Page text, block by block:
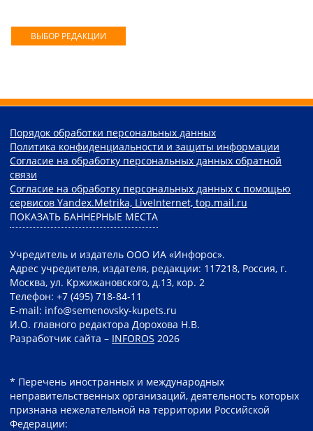
ВЫБОР РЕДАКЦИИ
Порядок обработки персональных данных
Политика конфиденциальности и защиты информации
Согласие на обработку персональных данных обратной
связи
Согласие на обработку персональных данных с помощью
сервисов Yandex.Metrika, LiveInternet, top.mail.ru
ПОКАЗАТЬ БАННЕРНЫЕ МЕСТА
Учредитель и издатель ООО ИА «Инфорос».
Адрес учредителя, издателя, редакции: 117218, Россия, г.
Москва, ул. Кржижановского, д.13, кор. 2
Телефон: +7 (495) 718-84-11
E-mail: info@semenovsky-kupets.ru
И.О. главного редактора Дорохова Н.В.
Разработчик сайта – INFOROS 2026
* Перечень иностранных и международных
неправительственных организаций, деятельность которых
признана нежелательной на территории Российской
Федерации: